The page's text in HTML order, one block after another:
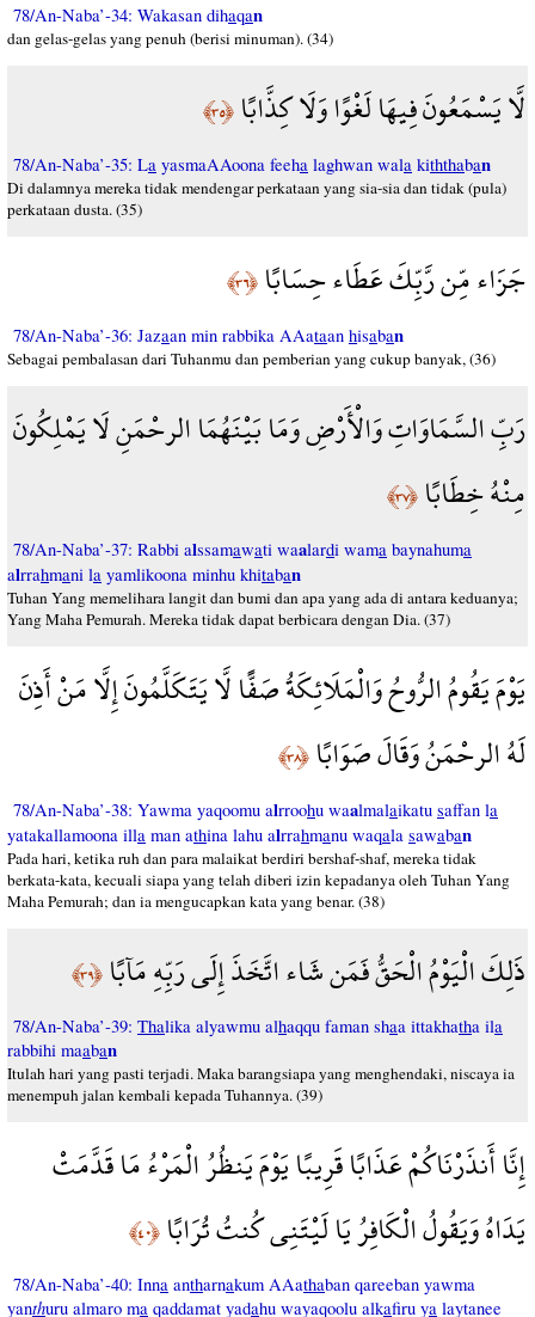
78/An-Naba’-34: Wakasan dihaqan
dan gelas-gelas yang penuh (berisi minuman). (34)
لَّا يَسْمَعُونَ فِيهَا لَغْوًا وَلَا كِذَّابًا﴿٣٥﴾
78/An-Naba’-35: La yasmaAAoona feeha laghwan wala kiththaban
Di dalamnya mereka tidak mendengar perkataan yang sia-sia dan tidak (pula)
perkataan dusta. (35)
جَزَاء مِّن رَّبِّكَ عَطَاء حِسَابًا﴿٣٦﴾
78/An-Naba’-36: Jazaan min rabbika AAataan hisaban
Sebagai pembalasan dari Tuhanmu dan pemberian yang cukup banyak, (36)
رَبِّ السَّمَاوَاتِ وَالْأَرْضِ وَمَا بَيْنَهُمَا الرحْمَنِ لَا يَمْلِكُونَ
مِنْهُ خِطَابًا﴿٣٧﴾
78/An-Naba’-37: Rabbi alssamawati waalardi wama baynahuma
alrrahmani la yamlikoona minhu khitaban
Tuhan Yang memelihara langit dan bumi dan apa yang ada di antara keduanya;
Yang Maha Pemurah. Mereka tidak dapat berbicara dengan Dia. (37)
يَوْمَ يَقُومُ الرُّوحُ وَالْمَلَائِكَةُ صَفًّا لَّا يَتَكَلَّمُونَ إِلَّا مَنْ أَذِنَ
لَهُ الرحْمَنُ وَقَالَ صَوَابًا﴿٣٨﴾
78/An-Naba’-38: Yawma yaqoomu alrroohu waalmalaikatu saffan la
yatakallamoona illa man athina lahu alrrahmanu waqala sawaban
Pada hari, ketika ruh dan para malaikat berdiri bershaf-shaf, mereka tidak
berkata-kata, kecuali siapa yang telah diberi izin kepadanya oleh Tuhan Yang
Maha Pemurah; dan ia mengucapkan kata yang benar. (38)
ذَلِكَ الْيَوْمُ الْحَقُّ فَمَن شَاء اتَّخَذَ إِلَى رَبِّهِ مَآبًا﴿٣٩﴾
78/An-Naba’-39: Thalika alyawmu alhaqqu faman shaa ittakhatha ila
rabbihi maaban
Itulah hari yang pasti terjadi. Maka barangsiapa yang menghendaki, niscaya ia
menempuh jalan kembali kepada Tuhannya. (39)
إِنَّا أَنذَرْنَاكُمْ عَذَابًا قَرِيبًا يَوْمَ يَنظُرُ الْمَرْءُ مَا قَدَّمَتْ
يَدَاهُ وَيَقُولُ الْكَافِرُ يَا لَيْتَنِي كُنتُ تُرَابًا﴿٤٠﴾
78/An-Naba’-40: Inna antharnakum AAathaban qareeban yawma
yanthuru almaro ma qaddamat yadahu wayaqoolu alkafiru ya laytanee